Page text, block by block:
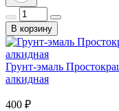
В корзину
Грунт-эмаль
алкидная
400 ₽